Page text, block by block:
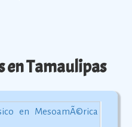
en Tamaulipas